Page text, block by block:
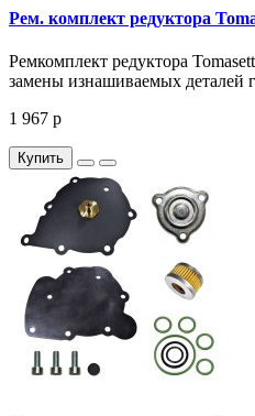
Рем. комплект редуктора
Ремкомплект редуктора
замены изнашиваемых деталей
1 967 р
Купить